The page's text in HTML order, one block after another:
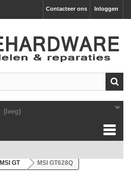
Inloggen
Contacteer ons
(leeg)
MSI GT MSI GT628Q